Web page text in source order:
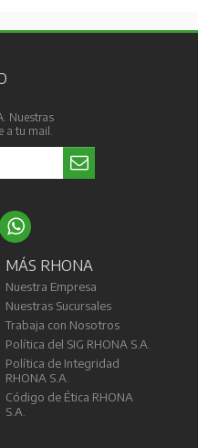
Nuestras
a tu mail.
MÁS RHONA
Nuestra Empresa
Nuestras Sucursales
Trabaja con Nosotros
Política del SIG RHONA S.A.
Política de Integridad
RHONA S.A.
Código de Ética RHONA
S.A.